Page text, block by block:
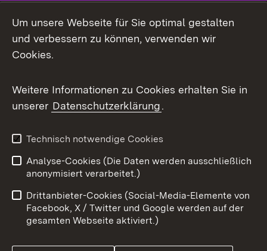
Facebook
X / Twitter
Youtube
Impressum
Kontakt
Barrierefreiheit
Datenschutz
Cookies
Um unsere Webseite für Sie optimal gestalten
und verbessern zu können, verwenden wir
Cookies.
Weitere Informationen zu Cookies erhalten Sie in
unserer Datenschutzerklärung.
Technisch notwendige Cookies
Analyse-Cookies (Die Daten werden ausschließlich
anonymisiert verarbeitet.)
Drittanbieter-Cookies (Social-Media-Elemente von
Facebook, X / Twitter und Google werden auf der
gesamten Webseite aktiviert.)